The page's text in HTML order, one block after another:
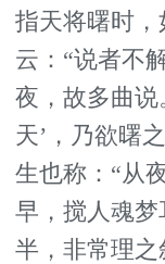
指天将曙时
云：“说者不
夜，故多曲说
天’，乃欲曙
生也称：“从
早，搅人魂
半，非常理